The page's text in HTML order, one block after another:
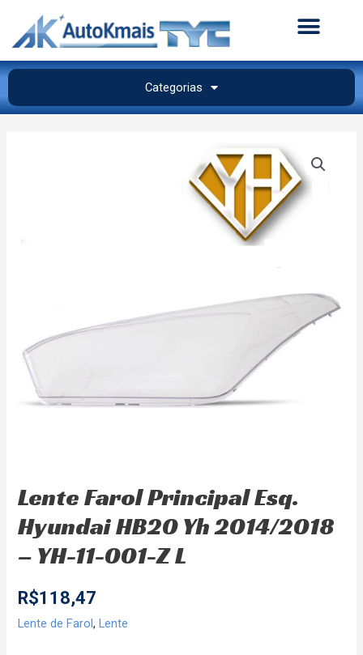
Categorias
Lente Farol Principal Esq.
Hyundai HB20 Yh 2014/2018
– YH-11-001-Z L
R$118,47
Lente de Farol,Lente